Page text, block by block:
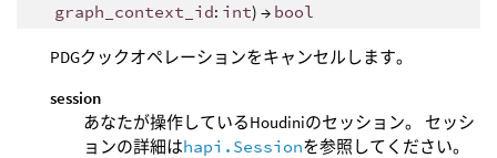
graph_context_id: int) → bool
PDGクックオペレーションをキャンセルします。
session
あなたが操作しているHoudiniのセッション。 セッシ
ョンの詳細はhapi.Sessionを参照してください。